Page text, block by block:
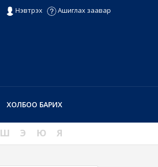
Нэвтрэх Ашиглах заавар
ХОЛБОО БАРИХ
Ш Э Ю Я